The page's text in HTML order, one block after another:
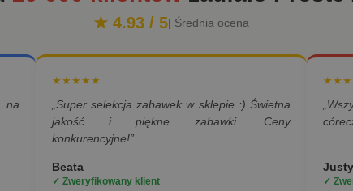
★ 4.93 / 5| Średnia ocena
★★★★★
„Super selekcja zabawek w sklepie :) Świetna
jakość i piękne zabawki. Ceny
konkurencyjne!”
Beata
✓ Zweryfikowany klient ✓